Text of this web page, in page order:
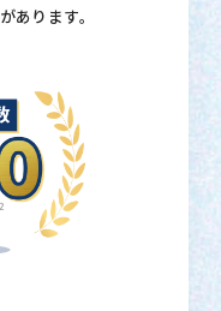
があります。